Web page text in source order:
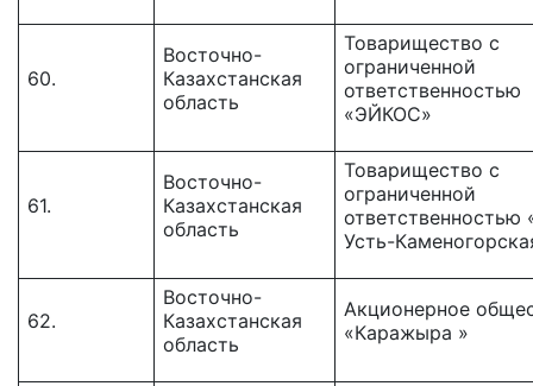
60.
Восточно-
Казахстанская
область
Товарищество c
ограниченной
ответственностью
«ЭЙКОС»
61.
Восточно-
Казахстанская
область
Товарищество с
ограниченной
ответственностью
Усть-
62.
Восточно-
Казахстанская
область
Акционерное
«Каражыра »